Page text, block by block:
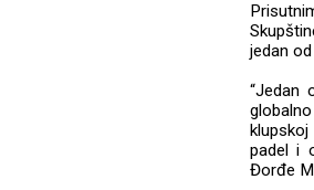
jedan
“Jedan
padel i
Đorđe